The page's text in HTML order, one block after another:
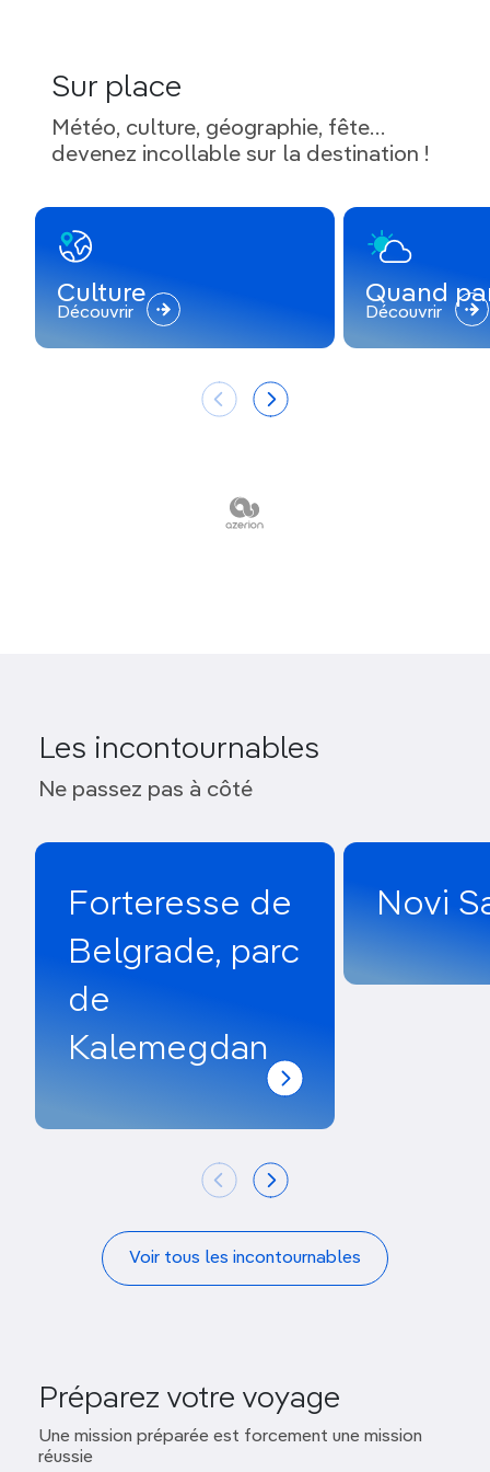
Sur place
Météo, culture, géographie, fête…
devenez incollable sur la destination !
Culture
Découvrir
Quand
Découvrir
Les incontournables
Ne passez pas à côté
Forteresse de
Belgrade, parc
de
Kalemegdan
Novi
Voir tous les incontournables
Préparez votre voyage
Une mission préparée est forcement une mission
réussie